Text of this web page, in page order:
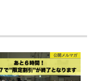
公開メルマガ